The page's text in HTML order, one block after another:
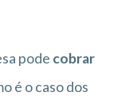
pode cobrar
é o caso dos